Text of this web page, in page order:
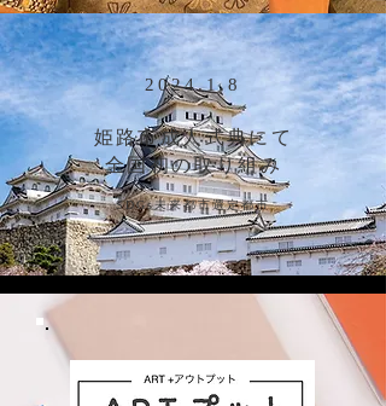
2024.1.8
​姫路市成人式典にて
全国初の取り組み
SDGs​未来都市選定都市